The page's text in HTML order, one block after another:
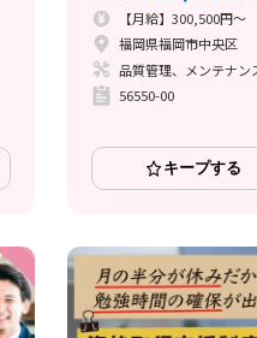
【月給】300,500円～
福岡県福岡市中央区
品質管理、メンテナン
56550-00
キープする